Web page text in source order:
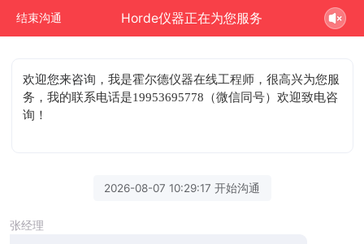
结束沟通 Horde仪器正在为您服务
欢迎您来咨询 ，我是霍尔德仪器在线工程师，很高兴为您服
务，我的联系电话是19953695778（微信同号）欢迎致电咨
询！
2026-08-07 10:29:17 开始沟通
张经理